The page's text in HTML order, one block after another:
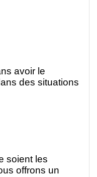
avoir le
des situations
soient les
offrons un